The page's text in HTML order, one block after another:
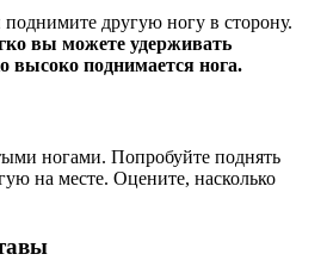
поднимите другую ногу в сторону.
вы можете удерживать
высоко поднимается нога.
ногами. Попробуйте поднять
на месте. Оцените, насколько